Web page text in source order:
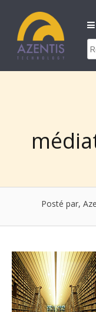
contenu
Posté par,